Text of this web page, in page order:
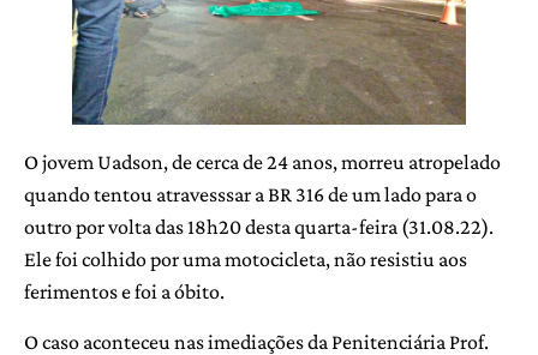
O jovem Uadson, de cerca de 24 anos, morreu atropelado
quando tentou atravesssar a BR 316 de um lado para o
outro por volta das 18h20 desta quarta-feira (31.08.22).
Ele foi colhido por uma motocicleta, não resistiu aos
ferimentos e foi a óbito.
O caso aconteceu nas imediações da Penitenciária Prof.